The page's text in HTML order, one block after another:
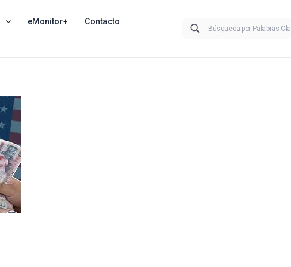
eMonitor+
Contacto